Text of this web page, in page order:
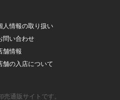
人情報の取り扱い
問い合わせ
舗情報
舗の入店について
通販サイトです。